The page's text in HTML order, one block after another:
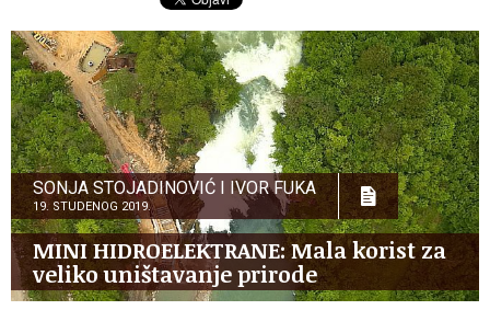
SONJA STOJADINOVIĆ I IVOR FUKA
19. STUDENOG 2019.
MINI HIDROELEKTRANE: Mala korist za
veliko uništavanje prirode